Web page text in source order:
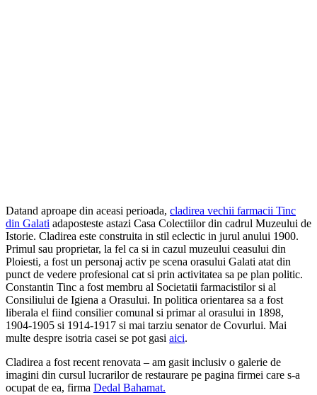
Datand aproape din aceasi perioada, cladirea vechii farmacii Tinc
din Galati adaposteste astazi Casa Colectiilor din cadrul Muzeului de
Istorie. Cladirea este construita in stil eclectic in jurul anului 1900.
Primul sau proprietar, la fel ca si in cazul muzeului ceasului din
Ploiesti, a fost un personaj activ pe scena orasului Galati atat din
punct de vedere profesional cat si prin activitatea sa pe plan politic.
Constantin Tinc a fost membru al Societatii farmacistilor si al
Consiliului de Igiena a Orasului. In politica orientarea sa a fost
liberala el fiind consilier comunal si primar al orasului in 1898,
1904-1905 si 1914-1917 si mai tarziu senator de Covurlui. Mai
multe despre isotria casei se pot gasi aici.
Cladirea a fost recent renovata – am gasit inclusiv o galerie de
imagini din cursul lucrarilor de restaurare pe pagina firmei care s-a
ocupat de ea, firma Dedal Bahamat.